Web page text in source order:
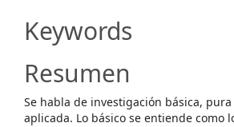
Keywords
Resumen
Se habla de investigación básica,
aplicada. Lo básico se entiende como